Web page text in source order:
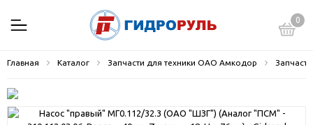
0
Главная Каталог Запчасти для техники ОАО Амкодор